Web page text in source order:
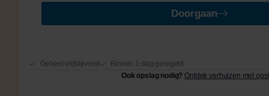
Doorgaan
Geheel vrijblijvend
Binnen 1 dag geregeld
Ook opslag nodig? Ontdek verhuizen met